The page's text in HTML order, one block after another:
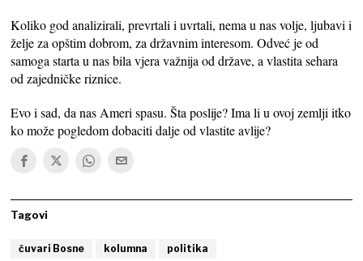
Koliko god analizirali, prevrtali i uvrtali, nema u nas volje, ljubavi i
želje za opštim dobrom, za državnim interesom. Odveć je od
samoga starta u nas bila vjera važnija od države, a vlastita sehara
od zajedničke riznice.
Evo i sad, da nas Ameri spasu. Šta poslije? Ima li u ovoj zemlji itko
ko može pogledom dobaciti dalje od vlastite avlije?
Tagovi
čuvari Bosne kolumna politika